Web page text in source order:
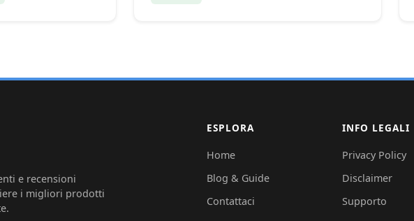
e recensioni
i migliori prodotti
ESPLORA
Home
Blog & Guide
Contattaci
INFO LEGALI
Privacy Policy
Disclaimer
Supporto